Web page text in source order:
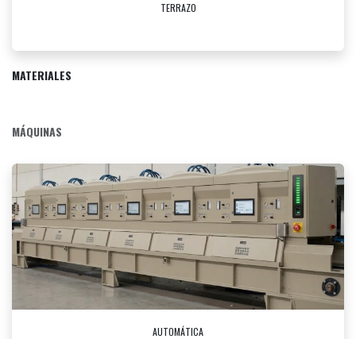
TERRAZO
MATERIALES
MÁQUINAS
AUTOMÁTICA